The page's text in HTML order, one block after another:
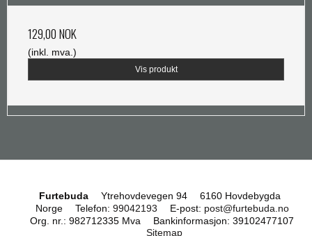
129,00 NOK
(inkl. mva.)
Vis produkt
Furtebuda Ytrehovdevegen 94
6160 Hovdebygda
Norge
Telefon: 99042193 E-post: post@furtebuda.no
Org. nr. : 982712335 Mva Bankinformasjon: 39102477107
Sitemap